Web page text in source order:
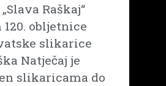
Raškaj“
obljetnice
slikarice
Natječaj je
slikaricama do